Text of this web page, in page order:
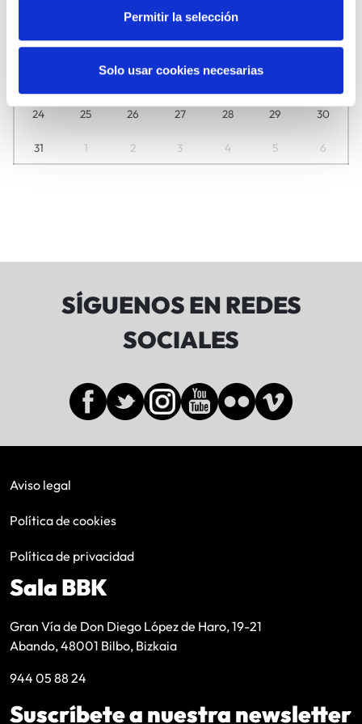
Permitir la selección
Solo usar cookies necesarias
5 6 7
10 11 12 13 14 15 16
19 20 21
24 25 26 27 28 29 30
31 1 2 3 4 5 6
SÍGUENOS EN REDES
SOCIALES
Aviso legal
Política de cookies
Política de privacidad
Sala BBK
Gran Vía de Don Diego López de Haro, 19-21
Abando, 48001 Bilbo, Bizkaia
944 05 88 24
Suscríbete a nuestra newsletter